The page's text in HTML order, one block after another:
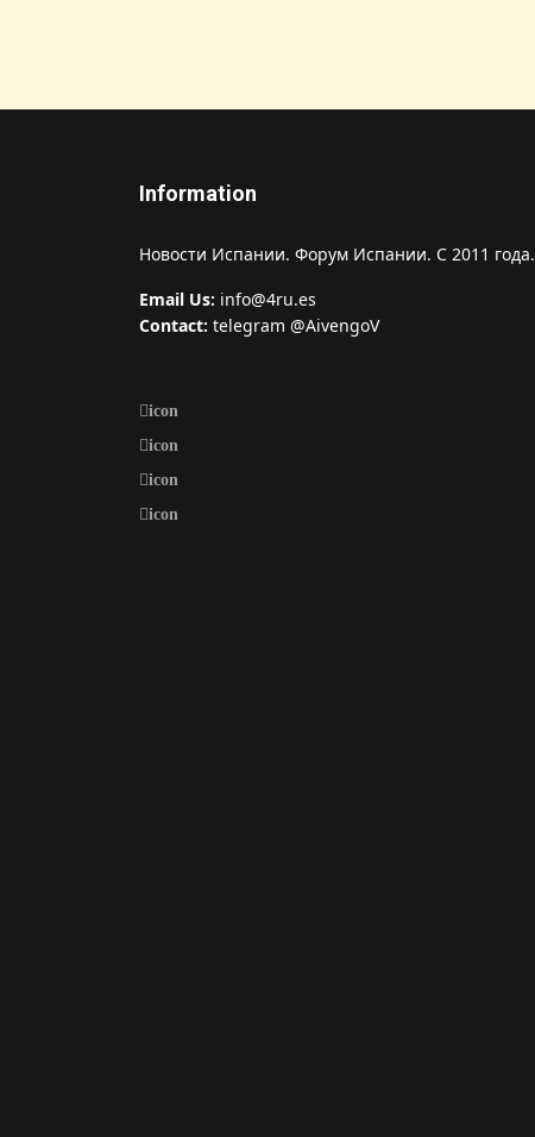
Information
Новости Испании. Форум Испании. С 2011 года.
Email Us: info@4ru.es
Contact: telegram @AivengoV
icon
icon
icon
icon